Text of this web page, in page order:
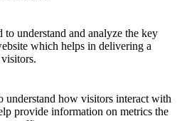
to understand and analyze the key
which helps in delivering a
understand how visitors interact with
provide information on metrics the